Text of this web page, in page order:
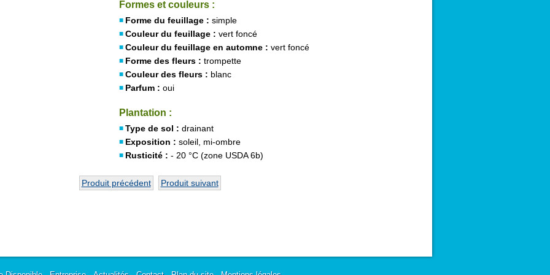
Formes et couleurs :
Forme du feuillage : simple
Couleur du feuillage : vert foncé
Couleur du feuillage en automne : vert foncé
Forme des fleurs : trompette
Couleur des fleurs : blanc
Parfum : oui
Plantation :
Type de sol : drainant
Exposition : soleil, mi-ombre
Rusticité : - 20 °C (zone USDA 6b)
Produit précédent Produit suivant